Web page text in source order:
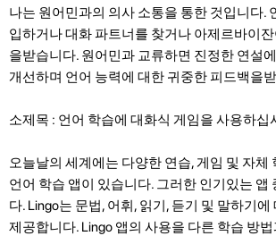
나는 원어민과의 의사 소통을 통한 것입니다.
입하거나 대화 파트너를 찾거나 아제르바이
을받습니다. 원어민과 교류하면 진정한 연설
개선하며 언어 능력에 대한 귀중한 피드백을
소제목 : 언어 학습에 대화식 게임을 사용하십
오늘날의 세계에는 다양한 연습, 게임 및 자체
언어 학습 앱이 있습니다. 그러한 인기있는 앱
다. Lingo는 문법, 어휘, 읽기, 듣기 및 말하기
제공합니다. Lingo 앱의 사용을 다른 학습 방